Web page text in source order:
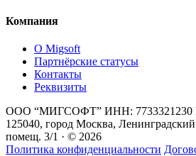
Компания
О Migsoft
Партнёрские статусы
Контакты
Реквизиты
ООО “МИГСОФТ” ИНН: 7733321230
125040, город Москва, Ленинградский
помещ. 3/1 · © 2026
Политика конфиденциальности